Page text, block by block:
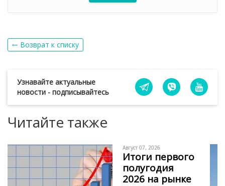
Возврат к списку
Узнавайте актуальные
новости - подписывайтесь
Читайте также
Август 07, 2026
Итоги первого
полугодия
2026 на рынке